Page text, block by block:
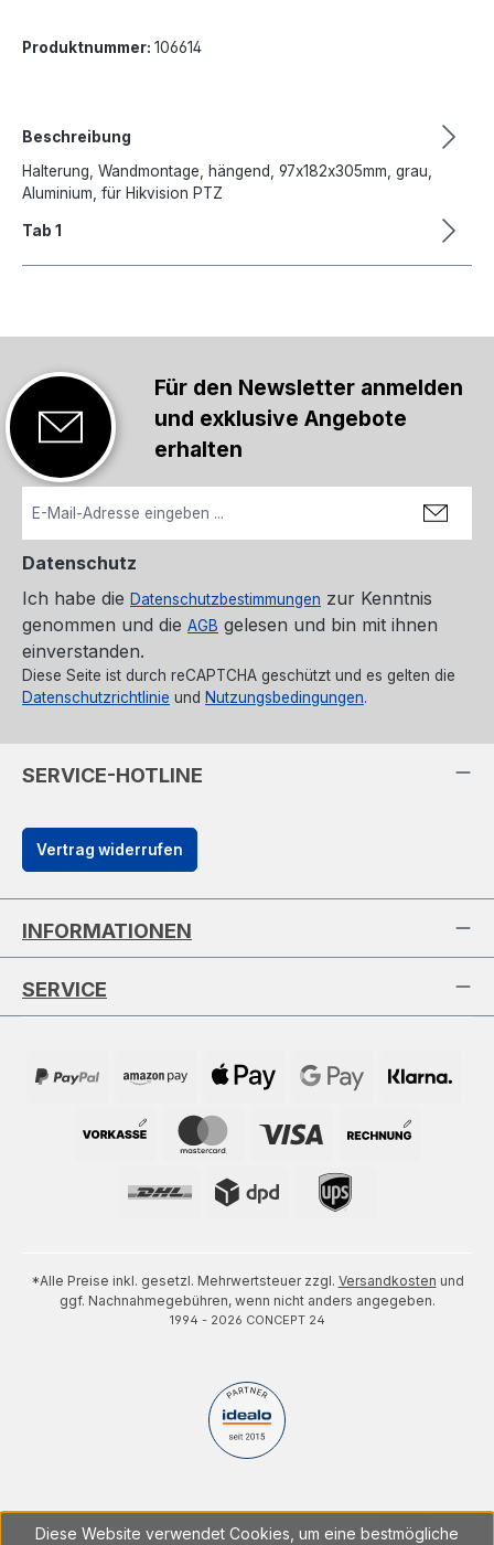
Produktnummer: 106614
Beschreibung
Halterung, Wandmontage, hängend, 97x182x305mm, grau,
Aluminium, für Hikvision PTZ
Tab 1
Für den Newsletter anmelden
und exklusive Angebote
erhalten
Datenschutz
Ich habe die Datenschutzbestimmungen zur Kenntnis
genommen und die AGB gelesen und bin mit ihnen
einverstanden.
Diese Seite ist durch reCAPTCHA geschützt und es gelten die
Datenschutzrichtlinie und Nutzungsbedingungen.
SERVICE-HOTLINE
Vertrag widerrufen
INFORMATIONEN
SERVICE
*Alle Preise inkl. gesetzl. Mehrwertsteuer zzgl. Versandkosten und
ggf. Nachnahmegebühren, wenn nicht anders angegeben.
1994 - 2026 CONCEPT 24
Diese Website verwendet Cookies, um eine bestmögliche